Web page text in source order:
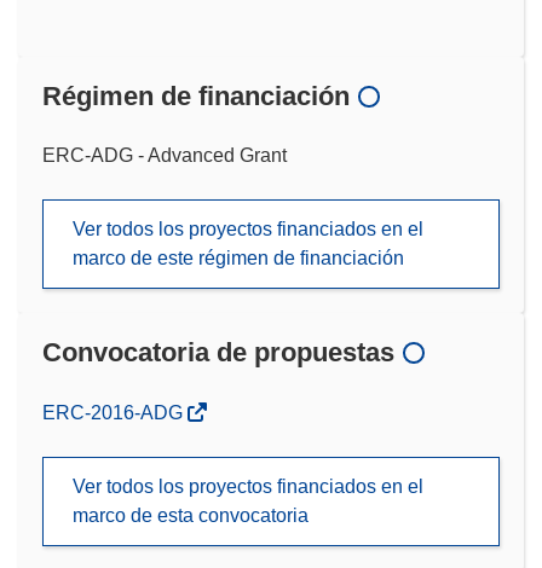
Régimen de financiación
ERC-ADG - Advanced Grant
Ver todos los proyectos financiados en el
marco de este régimen de financiación
Convocatoria de propuestas
(se
nueva
ERC-2016-ADG
Ver todos los proyectos financiados en el
marco de esta convocatoria